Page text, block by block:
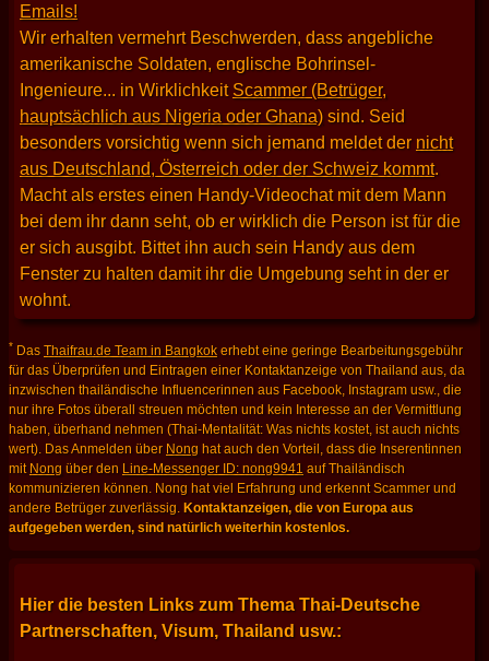
Emails!
Wir erhalten vermehrt Beschwerden, dass angebliche
amerikanische Soldaten, englische Bohrinsel-
Ingenieure... in Wirklichkeit Scammer (Betrüger,
hauptsächlich aus Nigeria oder Ghana)sind. Seid
besonders vorsichtig wenn sich jemand meldet der nicht
aus Deutschland, Österreich oder der Schweiz kommt.
Macht als erstes einen Handy-Videochat mit dem Mann
bei dem ihr dann seht, ob er wirklich die Person ist für die
er sich ausgibt. Bittet ihn auch sein Handy aus dem
Fenster zu halten damit ihr die Umgebung seht in der er
wohnt.
* Das Thaifrau.de Team in Bangkok erhebt eine geringe Bearbeitungsgebühr
für das Überprüfen und Eintragen einer Kontaktanzeige von Thailand aus, da
inzwischen thailändische Influencerinnen aus Facebook, Instagram usw., die
nur ihre Fotos überall streuen möchten und kein Interesse an der Vermittlung
haben, überhand nehmen (Thai-Mentalität: Was nichts kostet, ist auch nichts
wert). Das Anmelden über Nong hat auch den Vorteil, dass die Inserentinnen
mit Nong über den Line-Messenger ID: nong9941 auf Thailändisch
kommunizieren können. Nong hat viel Erfahrung und erkennt Scammer und
andere Betrüger zuverlässig. Kontaktanzeigen, die von Europa aus
aufgegeben werden, sind natürlich weiterhin kostenlos.
Hier die besten Links zum Thema Thai-Deutsche
Partnerschaften, Visum, Thailand usw.: